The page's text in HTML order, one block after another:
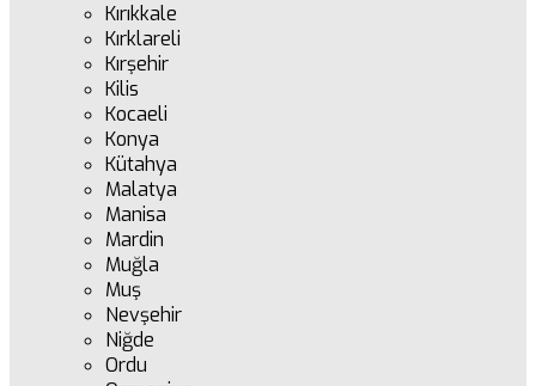
Kırıkkale
Kırklareli
Kırşehir
Kilis
Kocaeli
Konya
Kütahya
Malatya
Manisa
Mardin
Muğla
Muş
Nevşehir
Niğde
Ordu